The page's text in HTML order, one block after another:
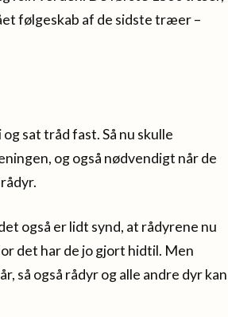
følgeskab af de sidste træer –
sat tråd fast. Så nu skulle
og også nødvendigt når de
også er lidt synd, at rådyrene nu
det har de jo gjort hidtil. Men
så også rådyr og alle andre dyr kan